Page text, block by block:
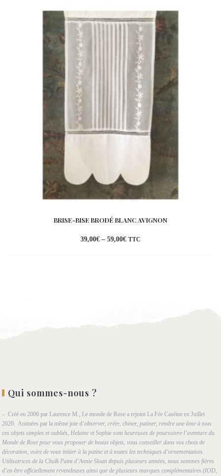
BRISE-BISE BRODÉ BLANC AVIGNON
39,00€ – 59,00€ TTC
Qui sommes-nous ?
– Créé en 2006 par Laurence M., Le monde de Rose a rejoint La Fée Caséine en Juillet
2020. Animées par la même joie d’observer, créer, chiner, patiner, rendre une âme à tous
ces objets simples et oubliés, Helaine et Sophie sont heureuses de poursuivre l’aventure du
Monde de Rose pour vous proposer de beaux objets, vous conseiller dans vos choix de
décoration, voire de vous initier à la patine et à toutes les techniques d’ornementation.
Utilisatrices de la Chalk Paint d’Annie Sloan depuis plusieurs années, nous sommes fières
d’en être officiellement revendeuses ainsi que de plusieurs marques complémentaires (IOD,